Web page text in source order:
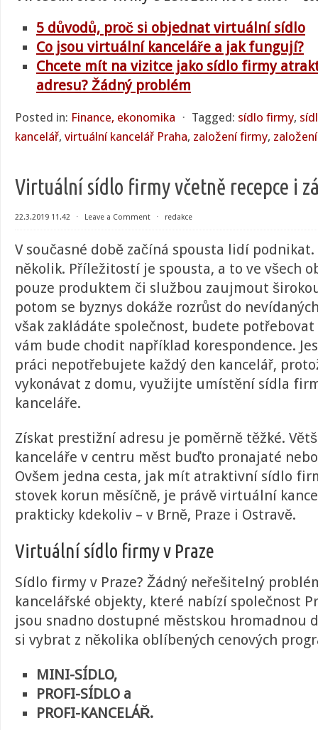
5 důvodů, proč si objednat virtuální sídlo
Co jsou virtuální kanceláře a jak fungují?
Chcete mít na vizitce jako sídlo firmy
adresu? Žádný problém
Posted in: Finance, ekonomika ⋅ Tagged: sídlo firmy,
kancelář, virtuální kancelář Praha, založení firmy,
Virtuální sídlo firmy včetně recepce i
22.3.2019 11.42 ⋅ Leave a Comment ⋅ redakce
V současné době začíná spousta lidí
několik. Příležitostí je spousta, a to ve všech
pouze produktem či službou zaujmout
potom se byznys dokáže rozrůst do
však zakládáte společnost, budete
vám bude chodit například korespondence.
práci nepotřebujete každý den kancelář,
vykonávat z domu, využijte umístění sídla
kanceláře.
Získat prestižní adresu je poměrně těžké.
kanceláře v centru měst buďto pronajaté
Ovšem jedna cesta, jak mít atraktivní sídlo
stovek korun měsíčně, je právě virtuální
prakticky kdekoliv – v Brně, Praze i Ostravě.
Virtuální sídlo firmy v Praze
Sídlo firmy v Praze? Žádný neřešitelný
kancelářské objekty, které nabízí společnost
jsou snadno dostupné městskou hromadnou
si vybrat z několika oblíbených cenových
MINI-SÍDLO,
PROFI-SÍDLO a
PROFI-KANCELÁŘ.